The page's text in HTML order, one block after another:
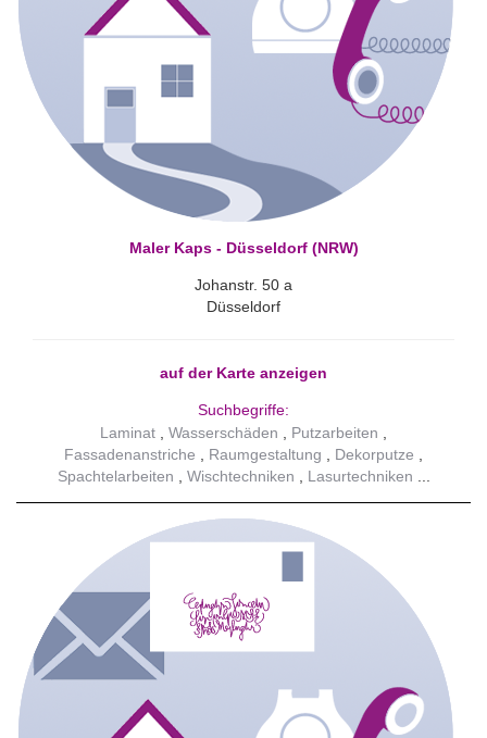
Maler Kaps - Düsseldorf (NRW)
Johanstr. 50 a
Düsseldorf
auf der Karte anzeigen
Suchbegriffe:
Laminat
Wasserschäden
Putzarbeiten
Fassadenanstriche
Raumgestaltung
Dekorputze
Spachtelarbeiten
Wischtechniken Lasurtechniken